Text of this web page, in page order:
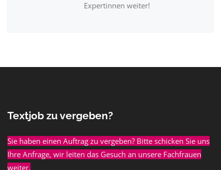
Expertinnen weiter!
Textjob zu vergeben?
Sie haben einen Auftrag zu vergeben? Bitte schicken Sie uns
Ihre Anfrage, wir leiten das Gesuch an unsere Fachfrauen
weiter.